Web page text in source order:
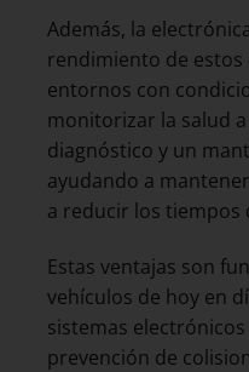
Además, la
rendimiento de estos
entornos con
monitorizar la salud
diagnóstico y un
ayudando a
a reducir los tiempos
Estas ventajas son
vehículos de hoy en
sistemas
prevención de